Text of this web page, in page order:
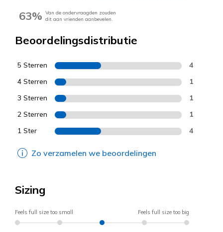
63% Van de ondervraagden zouden
dit aan vrienden aanbevelen.
Beoordelingsdistributie
5 Sterren 4
4 Sterren 1
3 Sterren 1
2 Sterren 1
1 Ster 4
Zo verzamelen we beoordelingen
Sizing
Feels full size too small Feels full size too big